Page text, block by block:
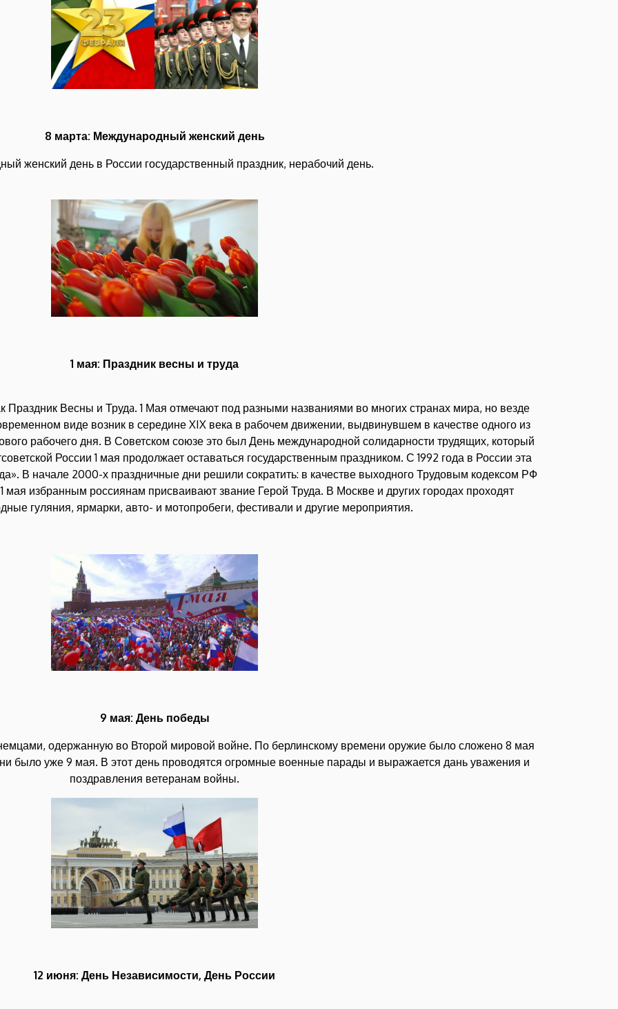
8 марта: Международный женский день
женский день в России государственный праздник, нерабочий день.
1 мая: Праздник весны и труда
Праздник Весны и Трудa. 1 Мая отмечают под разными названиями во многих странах мира, но везде
виде возник в середине XIX века в рабочем движении, выдвинувшем в качестве одного из
рабочего дня. В Советском союзе это был День международной солидарности трудящих, который
России 1 мая продолжает оставаться государственным праздником. С 1992 года в России эта
В начале 2000-х праздничные дни решили сократить: в качестве выходного Трудовым кодексом РФ
мая избранным россиянам присваивают звание Герой Труда. В Москве и других городах проходят
гуляния, ярмарки, авто- и мотопробеги, фестивали и другие мероприятия.
9 мая: День победы
одержанную во Второй мировой войне. По берлинскому времени оружие было сложено 8 мая
было уже 9 мая. В этот день проводятся огромные военные парады и выражается дань уважения и
поздравления ветеранам войны.
12 июня: День Независимости, День России